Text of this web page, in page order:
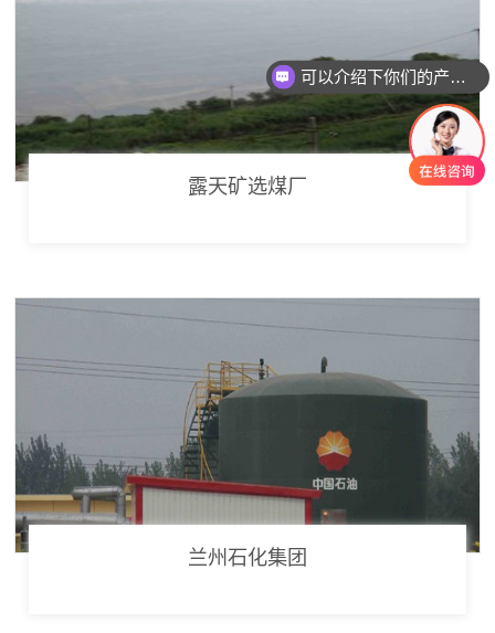
露天矿选煤厂
兰州石化集团
可以介绍下你们的产品么
你们是怎么收费的呢